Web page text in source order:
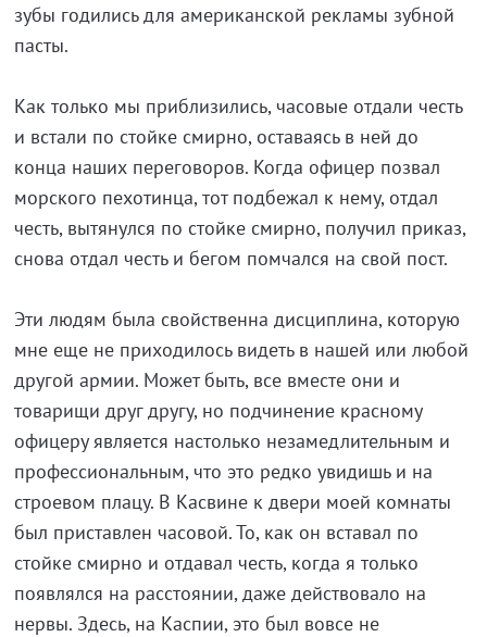
зубы годились для американской рекламы зубной
пасты.
Как только мы приблизились, часовые отдали честь
и встали по стойке смирно, оставаясь в ней до
конца наших переговоров. Когда офицер позвал
морского пехотинца, тот подбежал к нему, отдал
честь, вытянулся по стойке смирно, получил приказ,
снова отдал честь и бегом помчался на свой пост.
Эти людям была свойственна дисциплина, которую
мне еще не приходилось видеть в нашей или любой
другой армии. Может быть, все вместе они и
товарищи друг другу, но подчинение красному
офицеру является настолько незамедлительным и
профессиональным, что это редко увидишь и на
строевом плацу. В Касвине к двери моей комнаты
был приставлен часовой. То, как он вставал по
стойке смирно и отдавал честь, когда я только
появлялся на расстоянии, даже действовало на
нервы. Здесь, на Каспии, это был вовсе не